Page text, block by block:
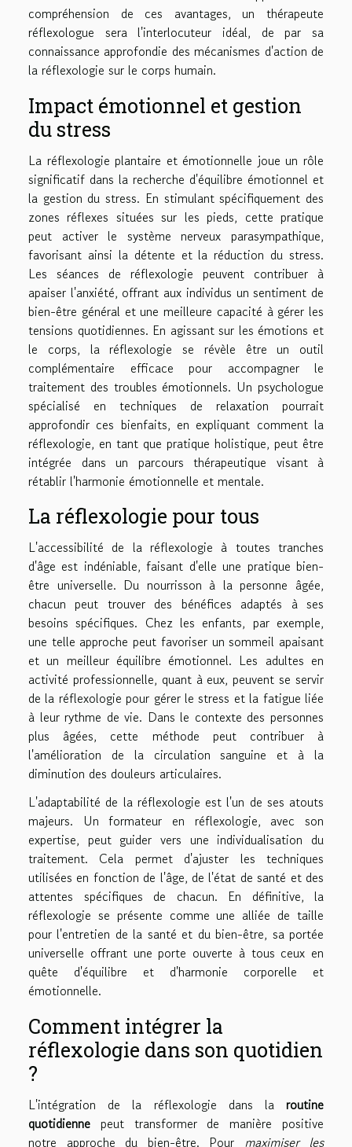
compréhension de ces avantages, un thérapeute
réflexologue sera l'interlocuteur idéal, de par sa
connaissance approfondie des mécanismes d'action de
la réflexologie sur le corps humain.
Impact émotionnel et gestion
du stress
La réflexologie plantaire et émotionnelle joue un rôle
significatif dans la recherche d'équilibre émotionnel et
la gestion du stress. En stimulant spécifiquement des
zones réflexes situées sur les pieds, cette pratique
peut activer le système nerveux parasympathique,
favorisant ainsi la détente et la réduction du stress.
Les séances de réflexologie peuvent contribuer à
apaiser l'anxiété, offrant aux individus un sentiment de
bien-être général et une meilleure capacité à gérer les
tensions quotidiennes. En agissant sur les émotions et
le corps, la réflexologie se révèle être un outil
complémentaire efficace pour accompagner le
traitement des troubles émotionnels. Un psychologue
spécialisé en techniques de relaxation pourrait
approfondir ces bienfaits, en expliquant comment la
réflexologie, en tant que pratique holistique, peut être
intégrée dans un parcours thérapeutique visant à
rétablir l'harmonie émotionnelle et mentale.
La réflexologie pour tous
L'accessibilité de la réflexologie à toutes tranches
d'âge est indéniable, faisant d'elle une pratique bien-
être universelle. Du nourrisson à la personne âgée,
chacun peut trouver des bénéfices adaptés à ses
besoins spécifiques. Chez les enfants, par exemple,
une telle approche peut favoriser un sommeil apaisant
et un meilleur équilibre émotionnel. Les adultes en
activité professionnelle, quant à eux, peuvent se servir
de la réflexologie pour gérer le stress et la fatigue liée
à leur rythme de vie. Dans le contexte des personnes
plus âgées, cette méthode peut contribuer à
l'amélioration de la circulation sanguine et à la
diminution des douleurs articulaires.
L'adaptabilité de la réflexologie est l'un de ses atouts
majeurs. Un formateur en réflexologie, avec son
expertise, peut guider vers une individualisation du
traitement. Cela permet d'ajuster les techniques
utilisées en fonction de l'âge, de l'état de santé et des
attentes spécifiques de chacun. En définitive, la
réflexologie se présente comme une alliée de taille
pour l'entretien de la santé et du bien-être, sa portée
universelle offrant une porte ouverte à tous ceux en
quête d'équilibre et d'harmonie corporelle et
émotionnelle.
Comment intégrer la
réflexologie dans son quotidien
?
L'intégration de la réflexologie dans la routine
quotidienne peut transformer de manière positive
notre approche du bien-être. Pour maximiser les